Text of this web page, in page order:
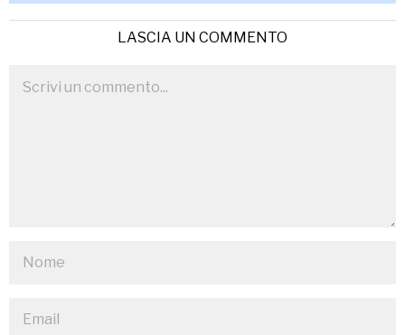
LASCIA UN COMMENTO